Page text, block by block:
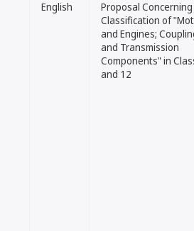
English
Proposal
Classification of
and Engines;
and Transmission
Components" in
and 12